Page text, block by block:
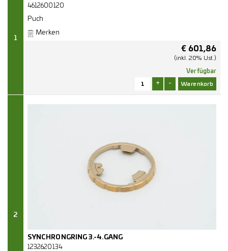
1
4612600120
Puch
Merken
€ 601,86
(inkl. 20% Ust.)
Verfügbar
+ -
2
SYNCHRONGRING 3.-4.GANG
1232620134